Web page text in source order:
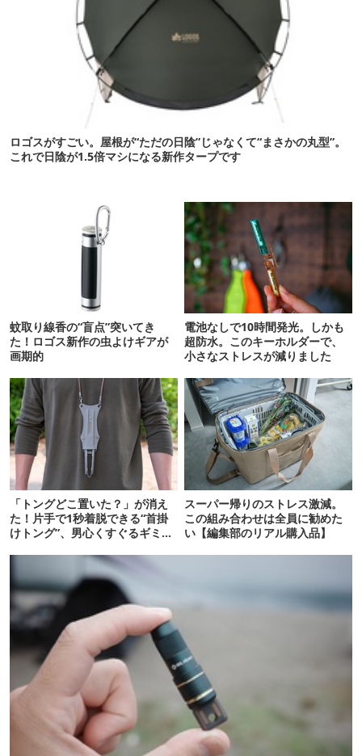
ロゴスがすごい。屋根が“ただの日陰”じゃなくて“まさかの丸型”。
これで日陰が1.5倍マシになる新作タープです
蚊取り線香の“盲点”突いてき
た！ロゴス新作の虫よけギアが
画期的
電池なしで10時間発光。しかも
超防水。このキーホルダーで、
小さなストレスが減りました
「トングどこ置いた？」が消え
た！片手で1秒着脱できる“首掛
けトング”、男心くすぐるギミッ
スーパー帰りのストレス激減。
この組み合わせは全員に勧めた
い【編集部のリアル購入品】